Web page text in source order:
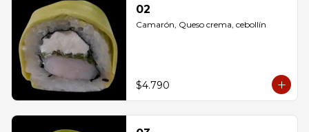
02
Camarón, Queso crema, cebollín
$4.790